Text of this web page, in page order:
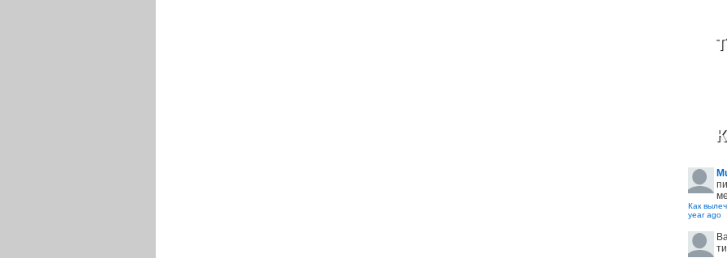
Как
year ago